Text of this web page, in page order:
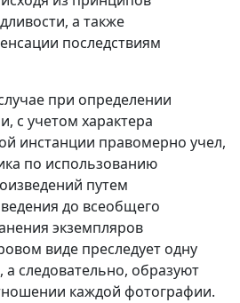
а также
последствиям
при определении
с учетом характера
инстанции правомерно учел,
по использованию
путем
до всеобщего
экземпляров
виде преследует одну
следовательно, образуют
каждой фотографии.